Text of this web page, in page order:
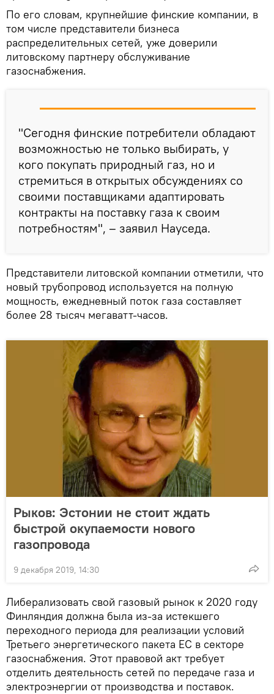
По его словам, крупнейшие финские компании, в
том числе представители бизнеса
распределительных сетей, уже доверили
литовскому партнеру обслуживание
газоснабжения.
"Сегодня финские потребители обладают
возможностью не только выбирать, у
кого покупать природный газ, но и
стремиться в открытых обсуждениях со
своими поставщиками адаптировать
контракты на поставку газа к своим
потребностям", – заявил Науседа.
Представители литовской компании отметили, что
новый трубопровод используется на полную
мощность, ежедневный поток газа составляет
более 28 тысяч мегаватт-часов.
Рыков: Эстонии не стоит ждать
быстрой окупаемости нового
газопровода
9 декабря 2019, 14:30
Либерализовать свой газовый рынок к 2020 году
Финляндия должна была из-за истекшего
переходного периода для реализации условий
Третьего энергетического пакета ЕС в секторе
газоснабжения. Этот правовой акт требует
отделить деятельность сетей по передаче газа и
электроэнергии от производства и поставок.